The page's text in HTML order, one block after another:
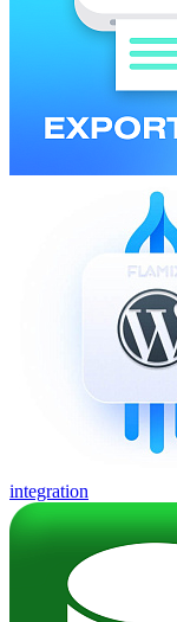
integration